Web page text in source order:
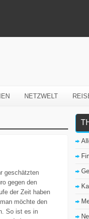
NETZWELT
geschätzten
gegen den
der Zeit haben
möchte den
So ist es in